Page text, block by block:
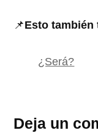
📌Esto también
¿Será?
Deja un